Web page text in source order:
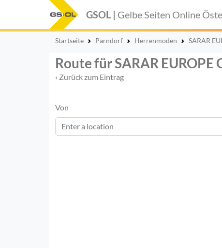
GSOL | Gelbe Seiten Online
Startseite Parndorf Herrenmoden SARAR
Route für SARAR EUROPE
‹ Zurück zum Eintrag
Von